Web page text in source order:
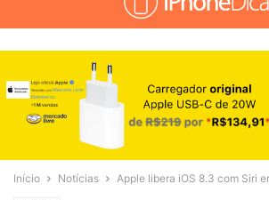
Início Notícias Apple libera iOS 8.3 com Siri